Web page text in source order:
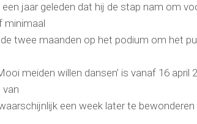
jaar geleden dat hij de stap nam om
minimaal
twee maanden op het podium om het
meiden willen dansen’ is vanaf 16
van
een week later te